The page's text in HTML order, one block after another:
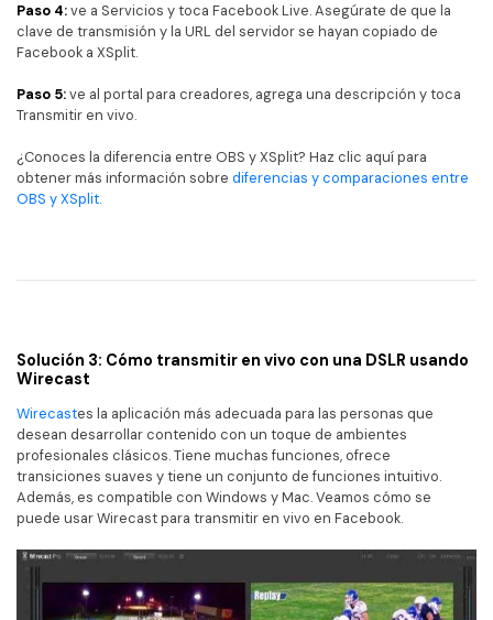
Paso 4:ve a Servicios y toca Facebook Live. Asegúrate de que la
clave de transmisión y la URL del servidor se hayan copiado de
Facebook a XSplit.
Paso 5:ve al portal para creadores, agrega una descripción y toca
Transmitir en vivo.
¿Conoces la diferencia entre OBS y XSplit? Haz clic aquí para
obtener más información sobre diferencias y comparaciones entre
OBS y XSplit.
Solución 3: Cómo transmitir en vivo con una DSLR usando
Wirecast
Wirecastes la aplicación más adecuada para las personas que
desean desarrollar contenido con un toque de ambientes
profesionales clásicos. Tiene muchas funciones, ofrece
transiciones suaves y tiene un conjunto de funciones intuitivo.
Además, es compatible con Windows y Mac. Veamos cómo se
puede usar Wirecast para transmitir en vivo en Facebook.